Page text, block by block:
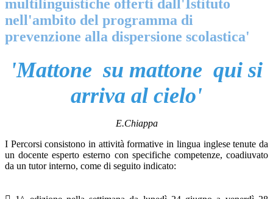
multilinguistiche offerti dall'Istituto
nell'ambito del programma di
prevenzione alla dispersione scolastica'
'Mattone su mattone qui si
arriva al cielo'
E.Chiappa
I Percorsi consistono in attività formative in lingua inglese tenute da
un docente esperto esterno con specifiche competenze, coadiuvato
da un tutor interno, come di seguito indicato: